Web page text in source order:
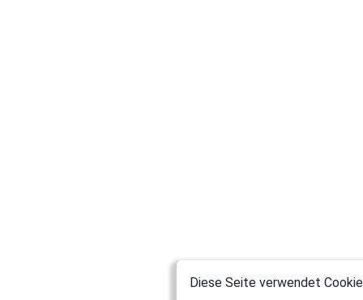
Diese Seite verwendet